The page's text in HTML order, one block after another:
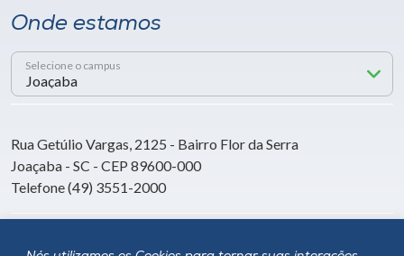
Onde estamos
Selecione o campus
Rua Getúlio Vargas, 2125 - Bairro Flor da Serra
Joaçaba - SC - CEP 89600-000
Telefone (49) 3551-2000
Siga a Unoesc